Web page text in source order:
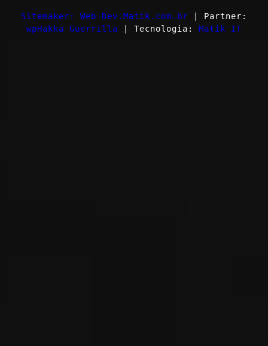
Sitemaker: Web-Dev.Matik.com.br | Partner:
wpHakka Guerrilla | Tecnologia: Matik IT